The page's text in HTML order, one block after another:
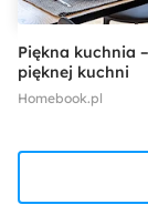
Piękna kuchnia
pięknej kuchni
Homebook.pl